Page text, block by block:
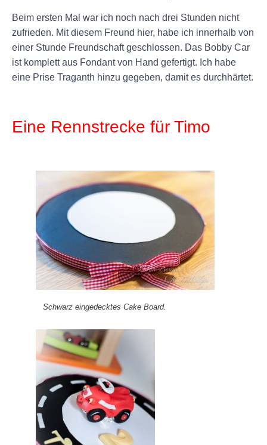
Beim ersten Mal war ich noch nach drei Stunden nicht
zufrieden. Mit diesem Freund hier, habe ich innerhalb von
einer Stunde Freundschaft geschlossen. Das Bobby Car
ist komplett aus Fondant von Hand gefertigt. Ich habe
eine Prise Traganth hinzu gegeben, damit es durchhärtet.
Eine Rennstrecke für Timo
Schwarz eingedecktes Cake Board.